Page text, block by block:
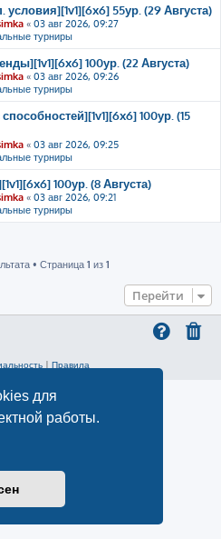
для
работы.
55ур. (29 Августа)
« 03 авг 2026, 09:27
турниры
100ур. (22 Августа)
« 03 авг 2026, 09:26
турниры
100ур. (15
« 03 авг 2026, 09:25
турниры
100ур. (8 Августа)
« 03 авг 2026, 09:21
турниры
• Страница 1 из 1
Перейти
| Правила